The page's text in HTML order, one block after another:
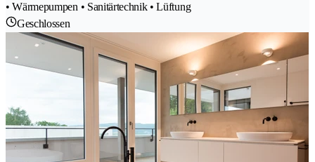
• Wärmepumpen • Sanitärtechnik • Lüftung
Geschlossen